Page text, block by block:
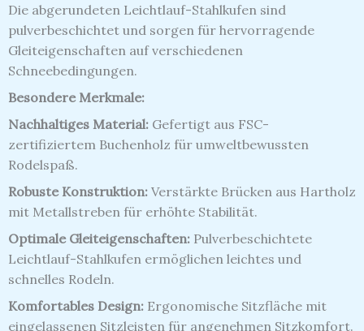
Die abgerundeten Leichtlauf-Stahlkufen sind
pulverbeschichtet und sorgen für hervorragende
Gleiteigenschaften auf verschiedenen
Schneebedingungen.
Besondere Merkmale:
Nachhaltiges Material: Gefertigt aus FSC-
zertifiziertem Buchenholz für umweltbewussten
Rodelspaß.
Robuste Konstruktion: Verstärkte Brücken aus Hartholz
mit Metallstreben für erhöhte Stabilität.
Optimale Gleiteigenschaften: Pulverbeschichtete
Leichtlauf-Stahlkufen ermöglichen leichtes und
schnelles Rodeln.
Komfortables Design: Ergonomische Sitzfläche mit
eingelassenen Sitzleisten für angenehmen Sitzkomfort.​